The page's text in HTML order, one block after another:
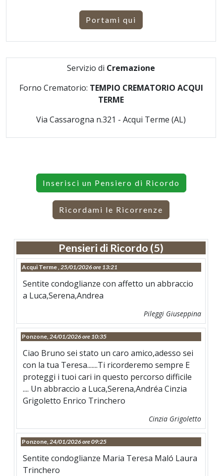
Portami qui
Servizio di Cremazione
Forno Crematorio: TEMPIO CREMATORIO ACQUI
TERME
Via Cassarogna n.321 - Acqui Terme (AL)
Inserisci un Pensiero di Ricordo
Ricordami le Ricorrenze
Pensieri di Ricordo (5)
Acqui Terme , 25/01/2026 ore 13:21
Sentite condoglianze con affetto un abbraccio
a Luca,Serena,Andrea
Pileggi Giuseppina
Ponzone, 24/01/2026 ore 10:35
Ciao Bruno sei stato un caro amico,adesso sei
con la tua Teresa.......Ti ricorderemo sempre E
proteggi i tuoi cari in questo percorso difficile
.... Un abbraccio a Luca,Serena,Andréa Cinzia
Grigoletto Enrico Trinchero
Cinzia Grigoletto
Ponzone, 24/01/2026 ore 09:25
Sentite condoglianze Maria Teresa Maló Laura
Trinchero